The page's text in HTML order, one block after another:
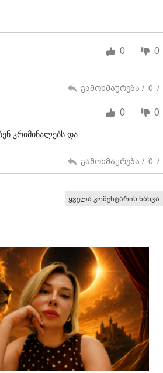
0 0
გამოხმაურება / 0 /
0 0
კრიმინალებს და
გამოხმაურება / 0 /
ყველა კომენტარის ნახვა